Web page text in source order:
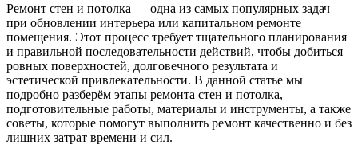
Ремонт стен и потолка — одна из самых популярных задач
при обновлении интерьера или капитальном ремонте
помещения. Этот процесс требует тщательного планирования
и правильной последовательности действий, чтобы добиться
ровных поверхностей, долговечного результата и
эстетической привлекательности. В данной статье мы
подробно разберём этапы ремонта стен и потолка,
подготовительные работы, материалы и инструменты, а также
советы, которые помогут выполнить ремонт качественно и без
лишних затрат времени и сил.